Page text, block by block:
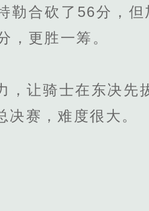
合砍了56分，但
，更胜一筹。
让骑士在东决先
赛，难度很大。